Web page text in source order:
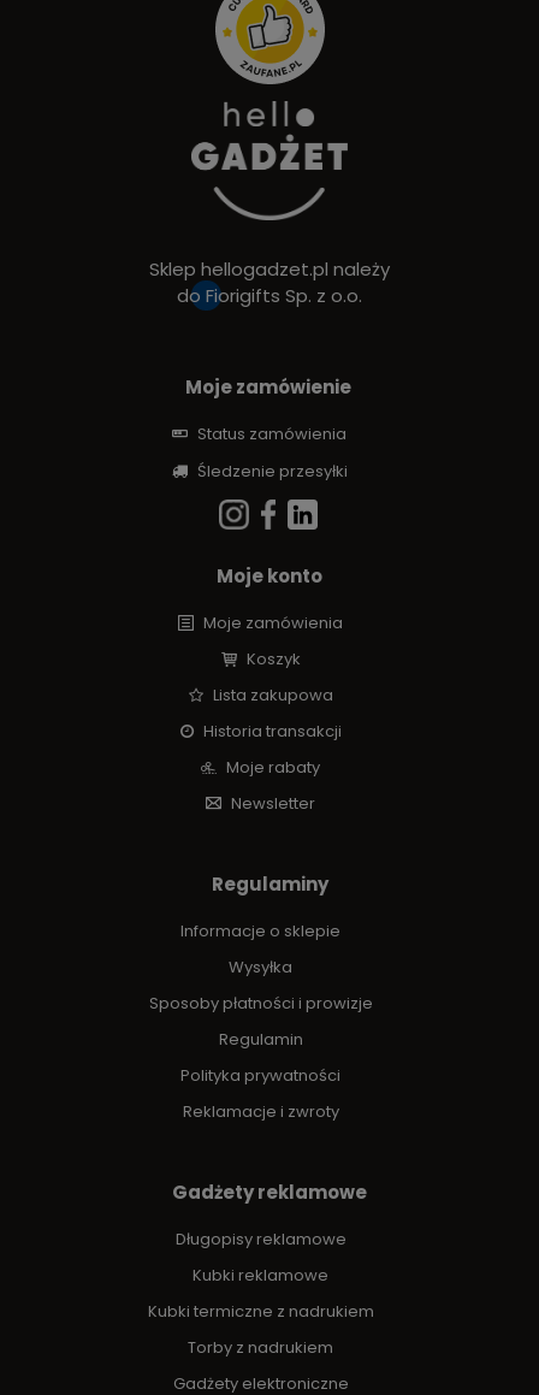
Sklep hellogadzet.pl należy
do Fiorigifts Sp. z o.o.
Moje zamówienie
Status zamówienia
Śledzenie przesyłki
Moje konto
Moje zamówienia
Koszyk
Lista zakupowa
Historia transakcji
Moje rabaty
Newsletter
Regulaminy
Informacje o sklepie
Wysyłka
Sposoby płatności i prowizje
Regulamin
Polityka prywatności
Reklamacje i zwroty
Gadżety reklamowe
Długopisy reklamowe
Kubki reklamowe
Kubki termiczne z nadrukiem
Torby z nadrukiem
Gadżety elektroniczne